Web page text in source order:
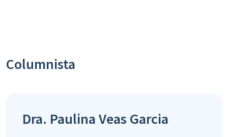
Columnista
Dra. Paulina Veas Garcia